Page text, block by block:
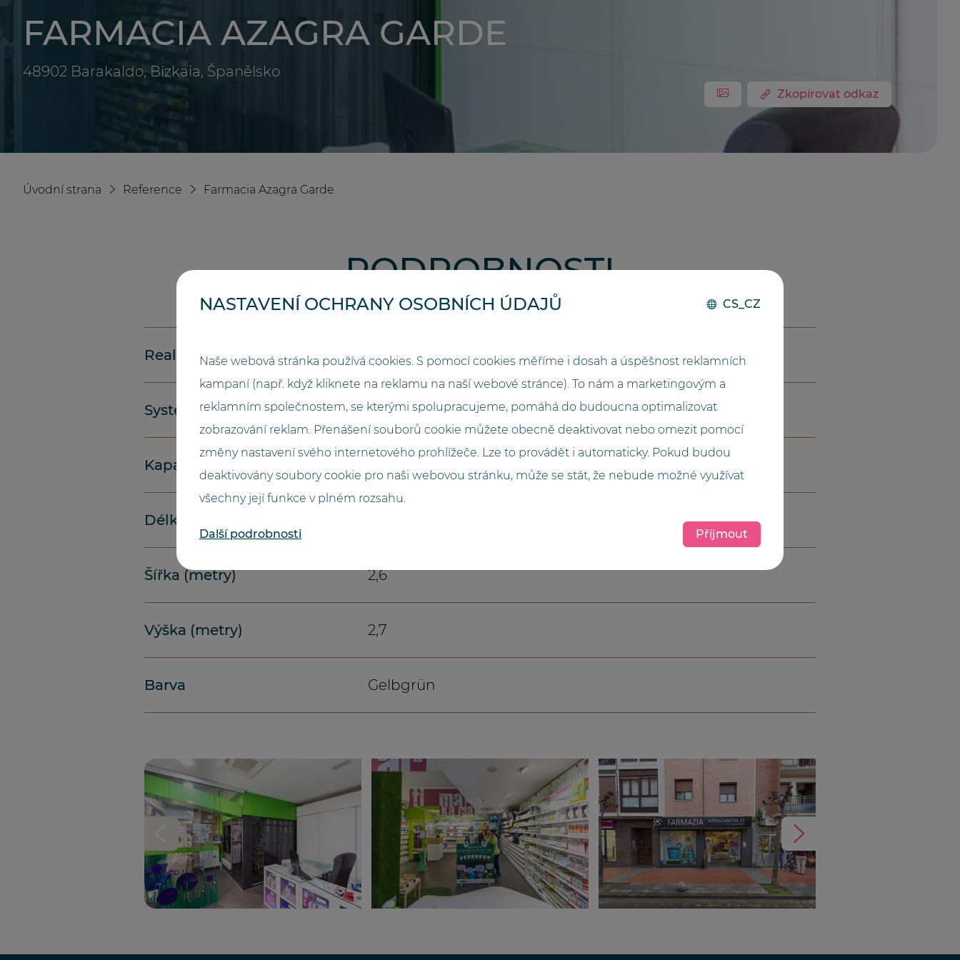
FARMACIA AZAGRA GARDE
48902 Barakaldo, Bizkaia, Španělsko
Zkopírovat odkaz
Úvodní strana Reference Farmacia Azagra Garde
PODROBNOSTI
Realizace 2013
Systém GO.compact
Kapacita
Délka (metry)
Šířka (metry) 2,6
Výška (metry) 2,7
Barva Gelbgrün
NASTAVENÍ OCHRANY OSOBNÍCH ÚDAJŮ CS_CZ
Naše webová stránka používá cookies. S pomocí cookies měříme i dosah a úspěšnost reklamních
kampaní (např. když kliknete na reklamu na naší webové stránce). To nám a marketingovým a
reklamním společnostem, se kterými spolupracujeme, pomáhá do budoucna optimalizovat
zobrazování reklam. Přenášení souborů cookie můžete obecně deaktivovat nebo omezit pomocí
změny nastavení svého internetového prohlížeče. Lze to provádět i automaticky. Pokud budou
deaktivovány soubory cookie pro naši webovou stránku, může se stát, že nebude možné využívat
všechny její funkce v plném rozsahu.
Další podrobnosti Přijmout